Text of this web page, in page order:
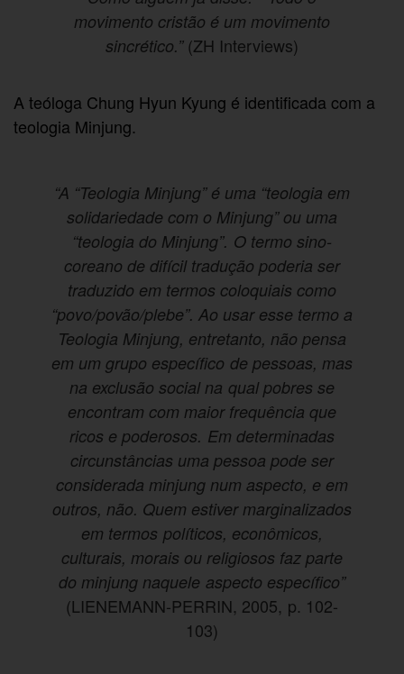
movimento cristão é um movimento
sincrético.”(ZH Interviews)
A teóloga Chung Hyun Kyung é identificada com a
teologia Minjung.
“A “Teologia Minjung” é uma “teologia em
solidariedade com o Minjung” ou uma
“teologia do Minjung”. O termo sino-
coreano de difícil tradução poderia ser
traduzido em termos coloquiais como
“povo/povão/plebe”. Ao usar esse termo a
Teologia Minjung, entretanto, não pensa
em um grupo específico de pessoas, mas
na exclusão social na qual pobres se
encontram com maior frequência que
ricos e poderosos. Em determinadas
circunstâncias uma pessoa pode ser
considerada minjung num aspecto, e em
outros, não. Quem estiver marginalizados
em termos políticos, econômicos,
culturais, morais ou religiosos faz parte
do minjung naquele aspecto específico”
(LIENEMANN-PERRIN, 2005, p. 102-
103)